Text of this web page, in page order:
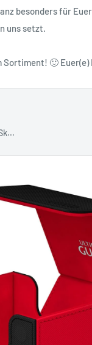
besonders für
uns setzt.
Sortiment! 🙂 Euer(e)